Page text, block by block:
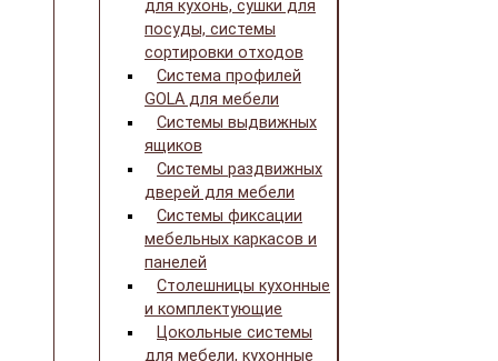
для кухонь, сушки для
посуды, системы
сортировки отходов
Система профилей
GOLA для мебели
Системы выдвижных
ящиков
Системы раздвижных
дверей для мебели
Системы фиксации
мебельных каркасов и
панелей
Столешницы кухонные
и комплектующие
Цокольные системы
для мебели, кухонные